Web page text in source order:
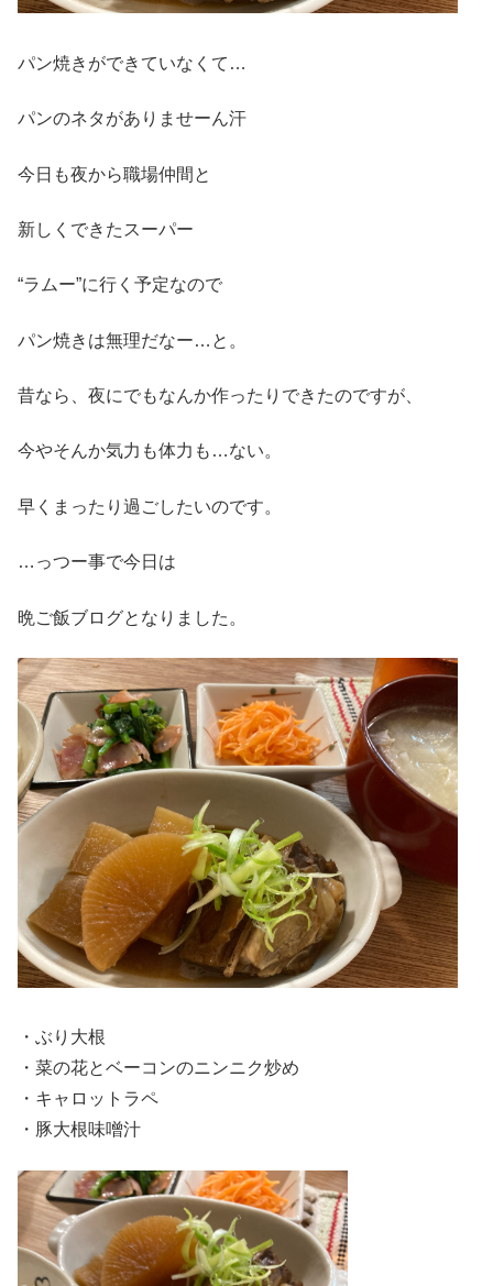
パン焼きができていなくて…
パンのネタがありませーん汗
今日も夜から職場仲間と
新しくできたスーパー
“ラムー”に行く予定なので
パン焼きは無理だなー…と。
昔なら、夜にでもなんか作ったりできたのですが、
今やそんか気力も体力も…ない。
早くまったり過ごしたいのです。
…っつー事で今日は
晩ご飯ブログとなりました。
・ぶり大根
・菜の花とベーコンのニンニク炒め
・キャロットラペ
・豚大根味噌汁